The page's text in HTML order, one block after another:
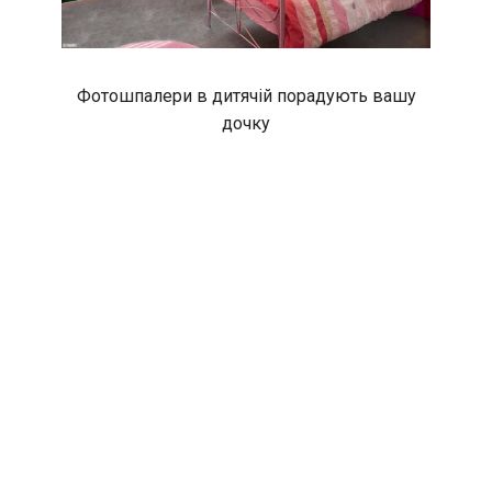
Фотошпалери в дитячій порадують вашу
дочку